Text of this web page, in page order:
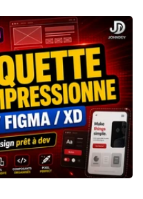
et faisons